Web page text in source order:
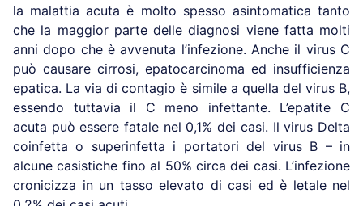
la malattia acuta è molto spesso asintomatica tanto
che la maggior parte delle diagnosi viene fatta molti
anni dopo che è avvenuta l’infezione. Anche il virus C
può causare cirrosi, epatocarcinoma ed insufficienza
epatica. La via di contagio è simile a quella del virus B,
essendo tuttavia il C meno infettante. L’epatite C
acuta può essere fatale nel 0,1% dei casi. Il virus Delta
coinfetta o superinfetta i portatori del virus B – in
alcune casistiche fino al 50% circa dei casi. L’infezione
cronicizza in un tasso elevato di casi ed è letale nel